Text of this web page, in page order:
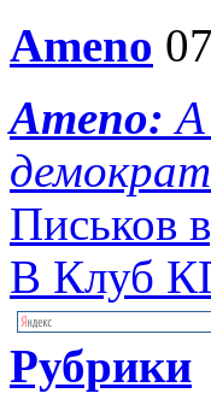
Ameno
Ameno:А
Письков
В Клуб
Рубрики